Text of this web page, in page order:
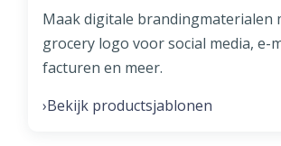
Maak digitale brandingmaterialen
grocery logo voor social media, e-
facturen en meer.
›Bekijk productsjablonen